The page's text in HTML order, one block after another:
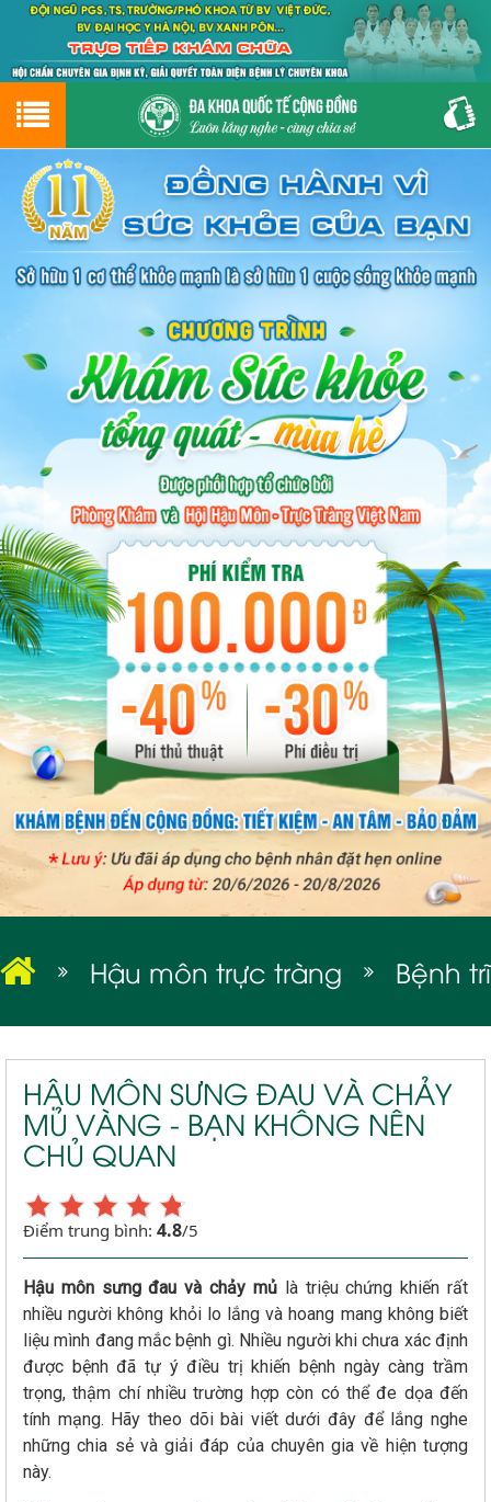
Hotline0243.9656.999tư vấn miễn phí
GIỚI THIỆU
GIỚI THIỆU VỀ PHÒNG KHÁM
CƠ SỞ VẬT CHẤT
ĐẶT HẸN LỊCH KHÁM
ĐƯỜNG TỚI PHÒNG KHÁM
PHỤ KHOA
BỆNH HẬU MÔN
BỆNH XÃ HỘI
Hậu môn trực tràng Bệnh trĩ
HẬU MÔN SƯNG ĐAU VÀ CHẢY
MỦ VÀNG - BẠN KHÔNG NÊN
CHỦ QUAN
Điểm trung bình: 4.8/5
Hậu môn sưng đau và chảy mủlà triệu chứng khiến rất
nhiều người không khỏi lo lắng và hoang mang không biết
liệu mình đang mắc bệnh gì. Nhiều người khi chưa xác định
được bệnh đã tự ý điều trị khiến bệnh ngày càng trầm
trọng, thậm chí nhiều trường hợp còn có thể đe dọa đến
tính mạng. Hãy theo dõi bài viết dưới đây để lắng nghe
những chia sẻ và giải đáp của chuyên gia về hiện tượng
này.